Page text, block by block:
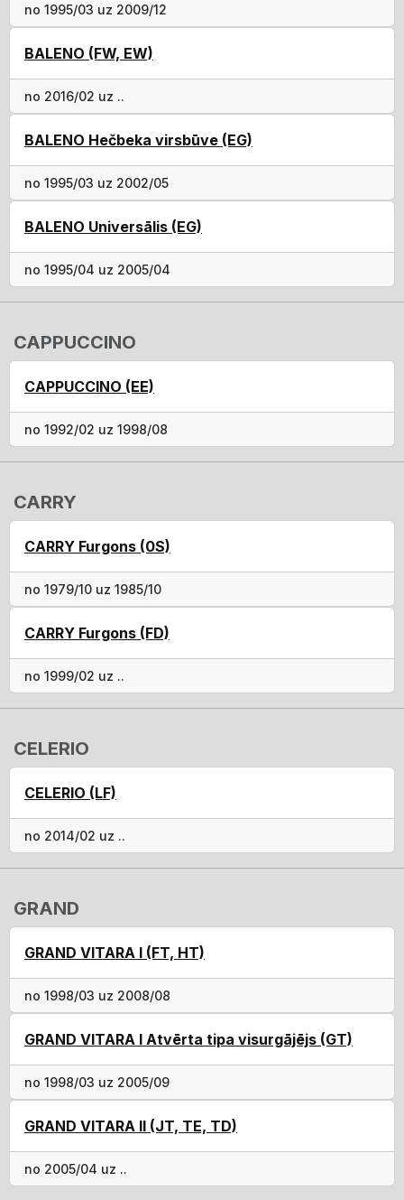
no 1995/03 uz 2009/12
BALENO (FW, EW)
no 2016/02 uz ..
BALENO Hečbeka virsbūve (EG)
no 1995/03 uz 2002/05
BALENO Universālis (EG)
no 1995/04 uz 2005/04
CAPPUCCINO
CAPPUCCINO (EE)
no 1992/02 uz 1998/08
CARRY
CARRY Furgons (0S)
no 1979/10 uz 1985/10
CARRY Furgons (FD)
no 1999/02 uz ..
CELERIO
CELERIO (LF)
no 2014/02 uz ..
GRAND
GRAND VITARA I (FT, HT)
no 1998/03 uz 2008/08
GRAND VITARA I Atvērta tipa visurgājējs (GT)
no 1998/03 uz 2005/09
GRAND VITARA II (JT, TE, TD)
no 2005/04 uz ..